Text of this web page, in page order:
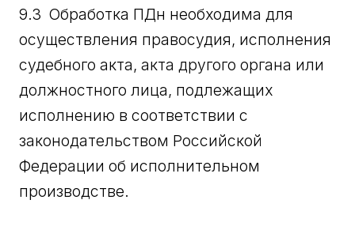
9.3 Обработка ПДн необходима для
осуществления правосудия, исполнения
судебного акта, акта другого органа или
должностного лица, подлежащих
исполнению в соответствии с
законодательством Российской
Федерации об исполнительном
производстве.